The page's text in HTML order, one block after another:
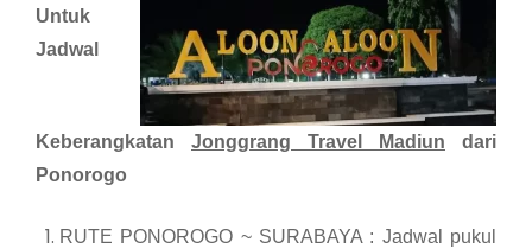
Untuk
Jadwal
Keberangkatan Jonggrang Travel Madiun dari
Ponorogo
RUTE PONOROGO ~ SURABAYA : Jadwal pukul